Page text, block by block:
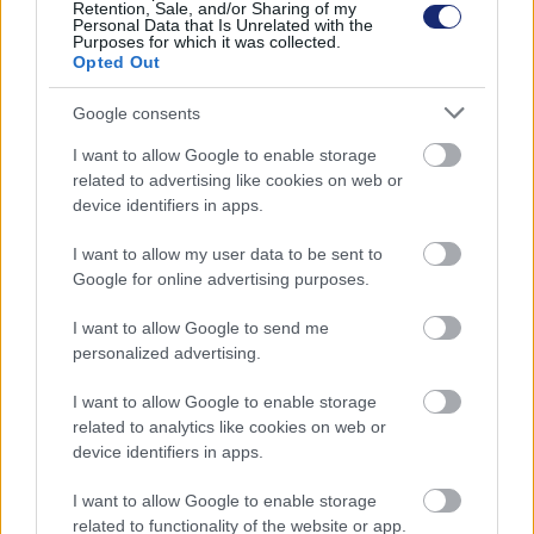
Retention, Sale, and/or Sharing of my
Personal Data that Is Unrelated with the
Purposes for which it was collected.
Opted Out
Google consents
I want to allow Google to enable storage
related to advertising like cookies on web or
device identifiers in apps.
I want to allow my user data to be sent to
Google for online advertising purposes.
I want to allow Google to send me
personalized advertising.
I want to allow Google to enable storage
related to analytics like cookies on web or
device identifiers in apps.
I want to allow Google to enable storage
related to functionality of the website or app.
Donald Trump továbbra sem
nagyon hisz az elektromos
autózásban
Zöldpálya.hu| 2024 március 13. 17:37
Egy interjúban az is kiderült, hogy hézagosak
az ismeretei a témában.